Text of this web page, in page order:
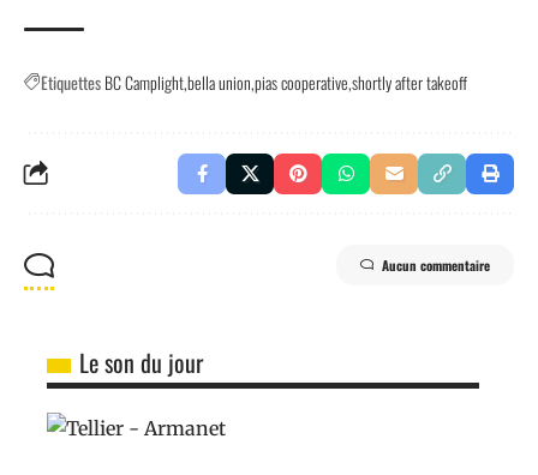
EtiquettesBC Camplightbella unionpias cooperativeshortly after takeoff
Aucun commentaire
Le son du jour